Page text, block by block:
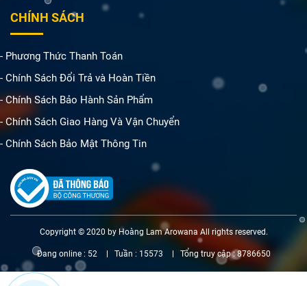
CHÍNH SÁCH
- Phương Thức Thanh Toán
- Chính Sách Đổi Trả và Hoàn Tiền
- Chính Sách Bảo Hành Sản Phẩm
- Chính Sách Giao Hàng Và Vận Chuyển
- Chính Sách Bảo Mật Thông Tin
Copyright © 2020 by Hoàng Lam Arowana All rights reserved.
Đang online : 52 Tuần : 15573 Tổng truy cập : 8786650